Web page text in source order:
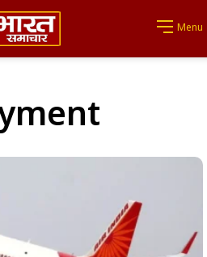
Menu